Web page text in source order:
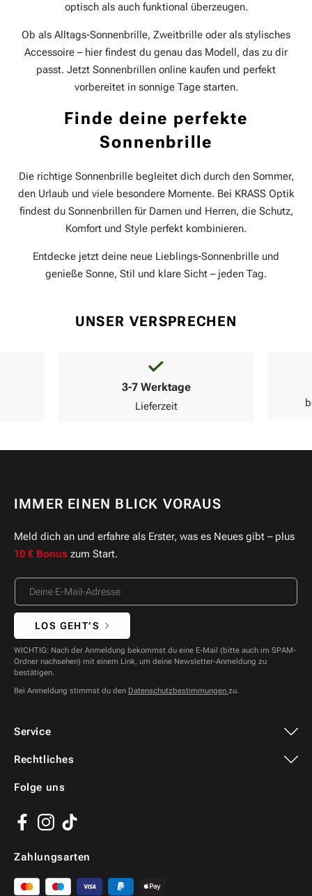
optisch als auch funktional überzeugen.
Ob als Alltags-Sonnenbrille, Zweitbrille oder als stylisches
Accessoire – hier findest du genau das Modell, das zu dir
passt. Jetzt Sonnenbrillen online kaufen und perfekt
vorbereitet in sonnige Tage starten.
Finde deine perfekte
Sonnenbrille
Die richtige Sonnenbrille begleitet dich durch den Sommer,
den Urlaub und viele besondere Momente. Bei KRASS Optik
findest du Sonnenbrillen für Damen und Herren, die Schutz,
Komfort und Style perfekt kombinieren.
Entdecke jetzt deine neue Lieblings-Sonnenbrille und
genieße Sonne, Stil und klare Sicht – jeden Tag.
UNSER VERSPRECHEN
3-7 Werktage
Lieferzeit
Service
Folge uns
Facebook
Instagram
TikTok
Zahlungsarten
Rechtliches
IMMER EINEN BLICK VORAUS
Meld dich an und erfahre als Erster, was es Neues gibt – plus
10 € Bonus zum Start.
LOS GEHT’S
WICHTIG: Nach der Anmeldung bekommst du eine E-Mail (bitte auch im SPAM-
Ordner nachsehen) mit einem Link, um deine Newsletter-Anmeldung zu
bestätigen.
Bei Anmeldung stimmst du den Datenschutzbestimmungen zu.